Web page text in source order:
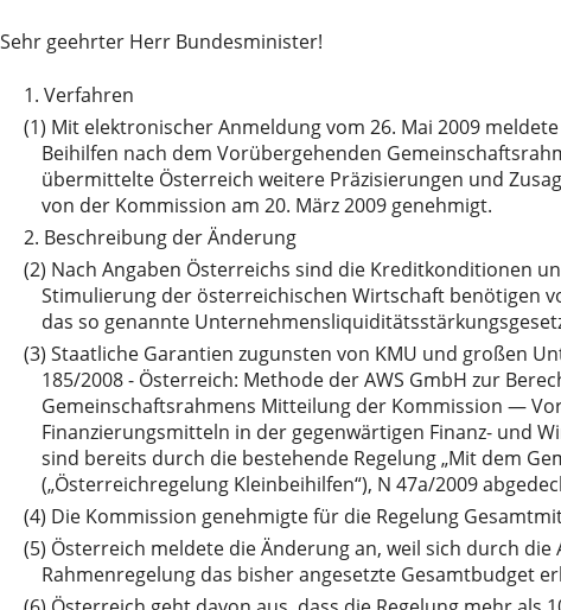
Sehr geehrter Herr Bundesminister!
1. Verfahren
(1) Mit elektronischer Anmeldung vom 26. Mai 2009
Beihilfen nach dem Vorübergehenden
übermittelte Österreich weitere Präzisierungen und
von der Kommission am 20. März 2009 genehmigt.
2. Beschreibung der Änderung
(2) Nach Angaben Österreichs sind die Kreditkonditionen
Stimulierung der österreichischen Wirtschaft benötigen
das so genannte
(3) Staatliche Garantien zugunsten von KMU und großen
185/2008 - Österreich: Methode der AWS GmbH zur
Gemeinschaftsrahmens Mitteilung der Kommission —
Finanzierungsmitteln in der gegenwärtigen Finanz- und
sind bereits durch die bestehende Regelung „Mit dem
(„Österreichregelung Kleinbeihilfen“), N 47a/2009
(4) Die Kommission genehmigte für die Regelung
(5) Österreich meldete die Änderung an, weil sich durch
Rahmenregelung das bisher angesetzte Gesamtbudget